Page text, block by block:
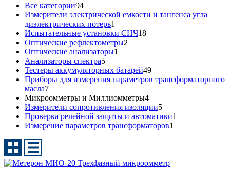
Все категории94
Измерители электрической емкости и тангенса угла
диэлектрических потерь1
Испытательные установки СНЧ18
Оптические рефлектометры2
Оптические анализаторы1
Анализаторы спектра5
Тестеры аккумуляторных батарей49
Приборы для измерения параметров трансформаторного
масла7
Микроомметры и Миллиомметры4
Измерители сопротивления изоляции5
Проверка релейной защиты и автоматики1
Измерение параметров трансформаторов1